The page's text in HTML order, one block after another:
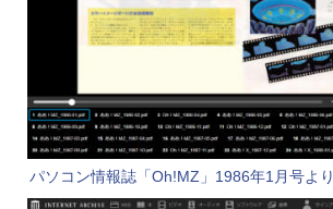
パソコン情報誌「Oh!MZ」1986年1月号より